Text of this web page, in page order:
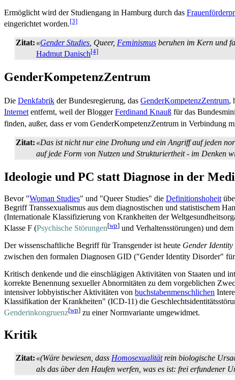
Ermöglicht wird der Studiengang in Hamburg durch das
eingerichtet worden.[3]
Zitat: «Gender Studies , Queer, Feminismus beruhen im Kern und
Hadmut Danisch[4]
GenderKompetenzZentrum
Die Denkfabrik der Bundesregierung, das GenderKompetenzZentrum,
Internetentfernt, weil der BloggerFerdinand Knauß für das
finden, außer, dass er vom Gender­Kompetenz­Zentrum in Verbindung
Zitat: «Das ist nicht nur eine Drohung und ein Angriff auf jeden
auf jede Form von Nutzen und Strukturiertheit - im Denken
Ideologie und PC statt Diagnose in der
Bevor "Woman Studies" und "Queer Studies" die Definitions­hoheit
Begriff Trans­sexualismus aus dem diagnostischen und statistischem
(Internationale Klassifizierung von Krankheiten der
Klasse F (Psychische Störungen[wp] und Verhaltens­störungen) und
Der wissenschaftliche Begriff für Transgender ist heute Gender
zwischen den formalen Diagnosen GID ("Gender Identity Disorder"
Kritisch denkende und die einschlägigen Aktivitäten von Staaten und
korrekte Benennung sexueller Abnormitäten zu dem vorgeblichen
intensiver lobbyistischer Aktivitäten von buchstaben­menschlichen
Klassifikation der Krankheiten" (ICD-11) die
Genderinkongruenz[wp] zu einer Normvariante umgewidmet.
Kritik
Zitat: «(Wäre bewiesen, dass Homosexualitätrein biologische
als das über den Haufen werfen, was es ist: frei erfundener